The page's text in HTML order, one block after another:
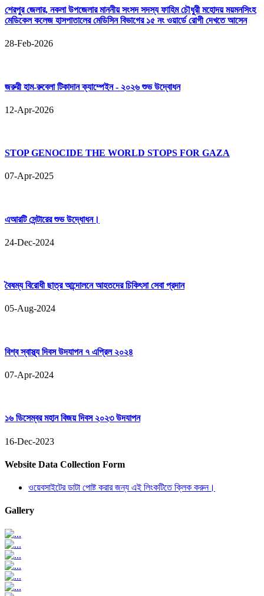
শেরপুর জেলার, নকলা উপজেলার মাননীয় সংসদ সদস্য ফাহিম চৌধুরী মহোদয় ময়মনসিংহ
মেডিকেল কলেজ হাসপাতালের মেডিসিন বিভাগের ১৫ নং ওয়ার্ডে রোগী দেখতে আসেন
28-Feb-2026
জরুরী হাম-রুবেলা টিকাদান ক্যাম্পেইন - ২০২৬ শুভ উদ্বোধন
12-Apr-2026
STOP GENOCIDE THE WORLD STOPS FOR GAZA
07-Apr-2025
এআরটি সেন্টারের শুভ উদ্ধোধন।
24-Dec-2024
বৈষম্য বিরোধী ছাত্র আন্দোলনে আহতদের চিকিৎসা সেবা প্রদান
05-Aug-2024
বিশ্ব স্বাস্থ্য দিবস উদযাপন ৭ এপ্রিল ২০২৪
07-Apr-2024
১৬ ডিসেম্বর মহান বিজয় দিবস ২০২৩ উদযাপন
16-Dec-2023
Website Data Collection Form
ওয়েবসাইটের ডাটা পোষ্ট করার জন্য এই লিংকটিতে ক্লিক করুন।
Gallery